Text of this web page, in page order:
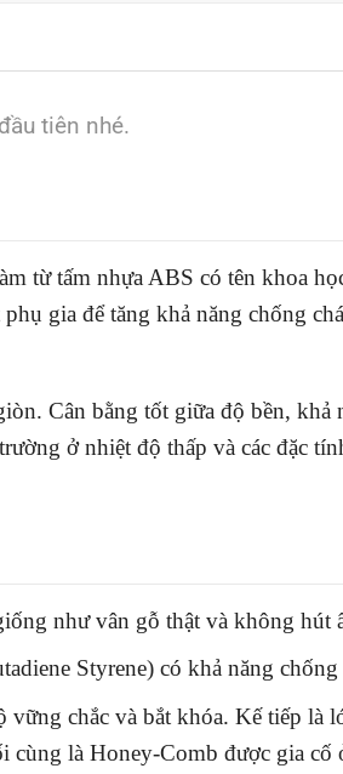
tiên nhé.
từ tấm nhựa ABS có tên khoa
gia để tăng khả năng chống
Cân bằng tốt giữa độ bền, khả
ở nhiệt độ thấp và các đặc
như vân gỗ thật và không hút
Styrene) có khả năng chống
chắc và bắt khóa. Kế tiếp
là Honey-Comb được gia cố